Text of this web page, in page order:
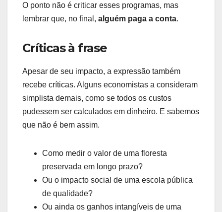
O ponto não é criticar esses programas, mas
lembrar que, no final, alguém paga a conta.
Críticas à frase
Apesar de seu impacto, a expressão também
recebe críticas. Alguns economistas a consideram
simplista demais, como se todos os custos
pudessem ser calculados em dinheiro. E sabemos
que não é bem assim.
Como medir o valor de uma floresta
preservada em longo prazo?
Ou o impacto social de uma escola pública
de qualidade?
Ou ainda os ganhos intangíveis de uma